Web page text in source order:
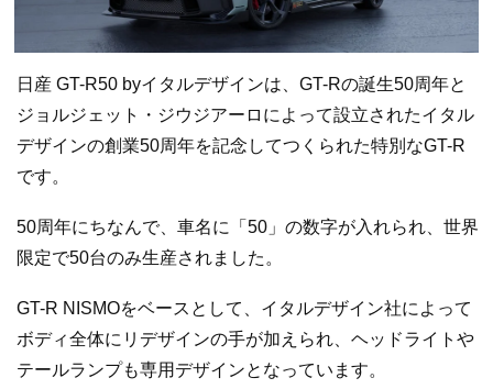
日産 GT-R50 byイタルデザインは、GT-Rの誕生50周年と
ジョルジェット・ジウジアーロによって設立されたイタル
デザインの創業50周年を記念してつくられた特別なGT-R
です。
50周年にちなんで、車名に「50」の数字が入れられ、世界
限定で50台のみ生産されました。
GT-R NISMOをベースとして、イタルデザイン社によって
ボディ全体にリデザインの手が加えられ、ヘッドライトや
テールランプも専用デザインとなっています。